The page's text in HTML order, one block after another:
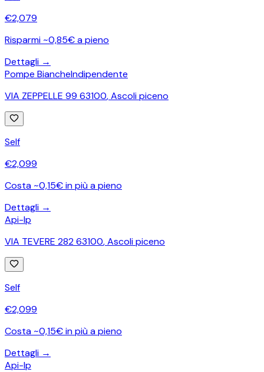
€2,079
Risparmi ~0,85€ a pieno
Dettagli →
Pompe BiancheIndipendente
VIA ZEPPELLE 99 63100,Ascoli piceno
Self
€2,099
Costa ~0,15€ in più a pieno
Dettagli →
Api-Ip
VIA TEVERE 282 63100,Ascoli piceno
Self
€2,099
Costa ~0,15€ in più a pieno
Dettagli →
Api-Ip